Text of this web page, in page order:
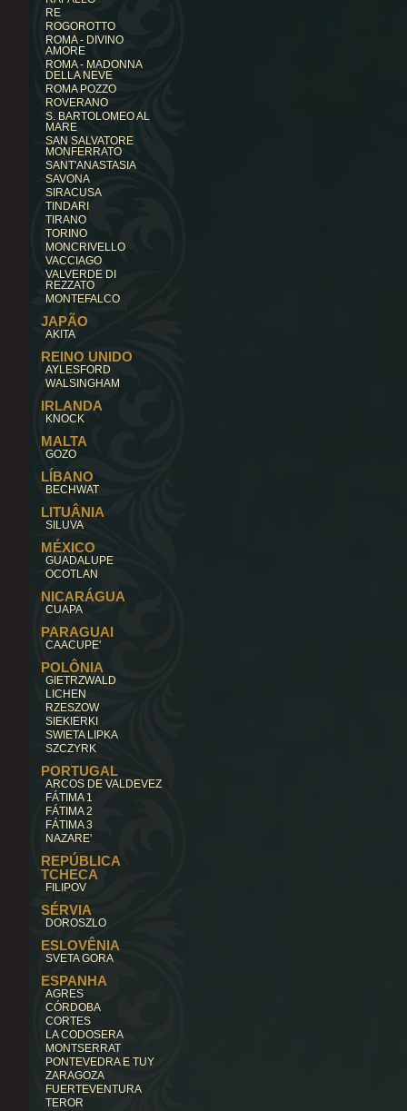
RE
ROGOROTTO
ROMA - DIVINO
AMORE
ROMA - MADONNA
DELLA NEVE
ROMA POZZO
ROVERANO
S. BARTOLOMEO AL
MARE
SAN SALVATORE
MONFERRATO
SANT'ANASTASIA
SAVONA
SIRACUSA
TINDARI
TIRANO
TORINO
MONCRIVELLO
VACCIAGO
VALVERDE DI
REZZATO
MONTEFALCO
JAPÃO
AKITA
REINO UNIDO
AYLESFORD
WALSINGHAM
IRLANDA
KNOCK
MALTA
GOZO
LÍBANO
BECHWAT
LITUÂNIA
SILUVA
MÉXICO
GUADALUPE
OCOTLAN
NICARÁGUA
CUAPA
PARAGUAI
CAACUPE'
POLÔNIA
GIETRZWALD
LICHEN
RZESZOW
SIEKIERKI
SWIETA LIPKA
SZCZYRK
PORTUGAL
ARCOS DE VALDEVEZ
FÁTIMA 1
FÁTIMA 2
FÁTIMA 3
NAZARE'
REPÚBLICA
TCHECA
FILIPOV
SÉRVIA
DOROSZLO
ESLOVÊNIA
SVETA GORA
ESPANHA
AGRES
CÓRDOBA
CORTES
LA CODOSERA
MONTSERRAT
PONTEVEDRA E TUY
ZARAGOZA
FUERTEVENTURA
TEROR